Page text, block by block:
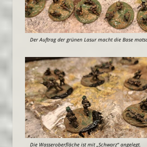
Der Auftrag der grünen Lasur macht die Base
Die Wasseroberfläche ist mit „Schwarz“ angelegt.